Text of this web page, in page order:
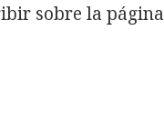
sobre la página